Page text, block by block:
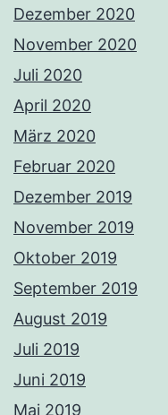
Dezember 2020
November 2020
Juli 2020
April 2020
März 2020
Februar 2020
Dezember 2019
November 2019
Oktober 2019
September 2019
August 2019
Juli 2019
Juni 2019
Mai 2019